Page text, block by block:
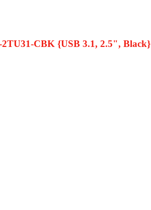
CBK {USB 3.1, 2.5", Black}